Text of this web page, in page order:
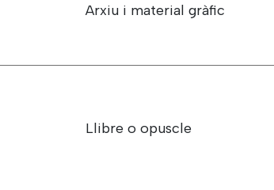
Arxiu i material gràfic
Llibre o opuscle